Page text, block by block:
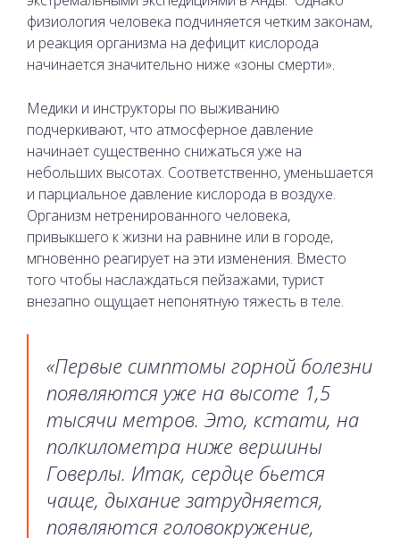
физиология человека подчиняется четким законам,
и реакция организма на дефицит кислорода
начинается значительно ниже «зоны смерти».
Медики и инструкторы по выживанию
подчеркивают, что атмосферное давление
начинает существенно снижаться уже на
небольших высотах. Соответственно, уменьшается
и парциальное давление кислорода в воздухе.
Организм нетренированного человека,
привыкшего к жизни на равнине или в городе,
мгновенно реагирует на эти изменения. Вместо
того чтобы наслаждаться пейзажами, турист
внезапно ощущает непонятную тяжесть в теле.
«Первые симптомы горной болезни
появляются уже на высоте 1,5
тысячи метров. Это, кстати, на
полкилометра ниже вершины
Говерлы. Итак, сердце бьется
чаще, дыхание затрудняется,
появляются головокружение,